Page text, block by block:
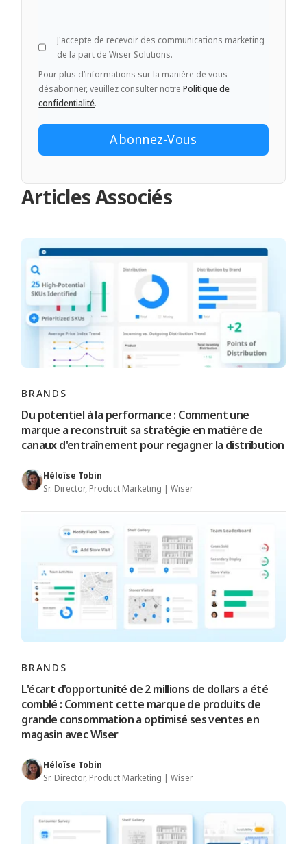
J'accepte de recevoir des communications marketing
de la part de Wiser Solutions.
Pour plus d’informations sur la manière de vous
désabonner, veuillez consulter notrePolitique de
confidentialité.
Articles Associés
BRANDS
Du potentiel à la performance : Comment une
marque a reconstruit sa stratégie en matière de
canaux d'entraînement pour regagner la distribution
Héloïse Tobin
Sr. Director, Product Marketing | Wiser
BRANDS
L'écart d'opportunité de 2 millions de dollars a été
comblé : Comment cette marque de produits de
grande consommation a optimisé ses ventes en
magasin avec Wiser
Héloïse Tobin
Sr. Director, Product Marketing | Wiser